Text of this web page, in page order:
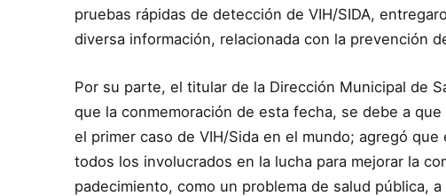
pruebas rápidas de detección de VIH/SIDA,
diversa información, relacionada con la prevención
Por su parte, el titular de la Dirección Municipal de
que la conmemoración de esta fecha, se debe a
el primer caso de VIH/Sida en el mundo; agregó
todos los involucrados en la lucha para mejorar la
padecimiento, como un problema de salud pública,